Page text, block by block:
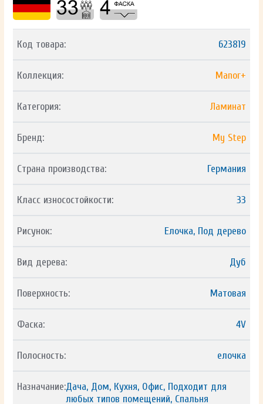
Код товара: 623819
Коллекция: Manor+
Категория: Ламинат
Бренд: My Step
Страна производства: Германия
Класс износостойкости: 33
Рисунок: Елочка, Под дерево
Вид дерева: Дуб
Поверхность: Матовая
Фаска: 4V
Полосность: елочка
Назначание:Дача, Дом, Кухня, Офис, Подходит для
любых типов помещений, Спальня